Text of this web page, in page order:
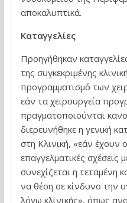
αποκαλυπτικά.
Καταγγελίες
Προηγήθηκαν
της συγκεκριμένης
προγραμματισμό των
εάν τα χειρουργεία
πραγματοποιούνται
διερευνήθηκε η γενική
στη Κλινική, «εάν έχουν
επαγγελματικές σχέσεις
συνεχίζεται η τεταμένη
να θέση σε κίνδυνο την
λόγω κλινικής», όπως